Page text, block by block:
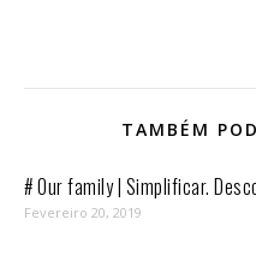
TAMBÉM
# Our family | Simplificar.
Fevereiro 20, 2019